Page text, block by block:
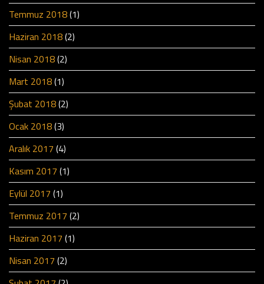
Temmuz 2018(1)
Haziran 2018(2)
Nisan 2018(2)
Mart 2018(1)
Şubat 2018(2)
Ocak 2018(3)
Aralık 2017 (4)
Kasım 2017 (1)
Eylül 2017 (1)
Temmuz 2017 (2)
Haziran 2017 (1)
Nisan 2017 (2)